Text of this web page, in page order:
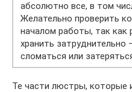
абсолютно все, в том
Желательно проверить
началом работы, так как
хранить затруднительно
сломаться или
Те части люстры, которые